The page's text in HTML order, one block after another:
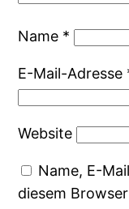
Name *
E-Mail-Adresse
Website
Name, E-
diesem